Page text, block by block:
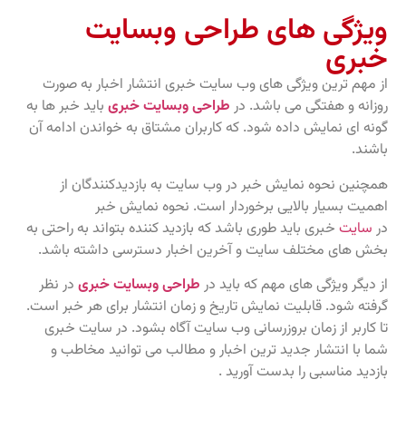
ویژگی های طراحی وبسایت
خبری
از مهم ترین ویژگی های وب سایت خبری انتشار اخبار به صورت
روزانه و هفتگی می باشد. در طراحی وبسایت خبری باید خبر ها به
گونه ای نمایش داده شود. که کاربران مشتاق به خواندن ادامه آن
باشند.
همچنین نحوه نمایش خبر در وب سایت به بازدیدکنندگان از
اهمیت بسیار بالایی برخوردار است. نحوه نمایش خبر
در سایت خبری باید طوری باشد که بازدید کننده بتواند به راحتی به
بخش های مختلف سایت و آخرین اخبار دسترسی داشته باشد.
از دیگر ویژگی های مهم که باید در طراحی وبسایت خبری در نظر
گرفته شود. قابلیت نمایش تاریخ و زمان انتشار برای هر خبر است.
تا کاربر از زمان بروزرسانی وب سایت آگاه بشود. در سایت خبری
شما با انتشار جدید ترین اخبار و مطالب می توانید مخاطب و
بازدید مناسبی را بدست آورید .